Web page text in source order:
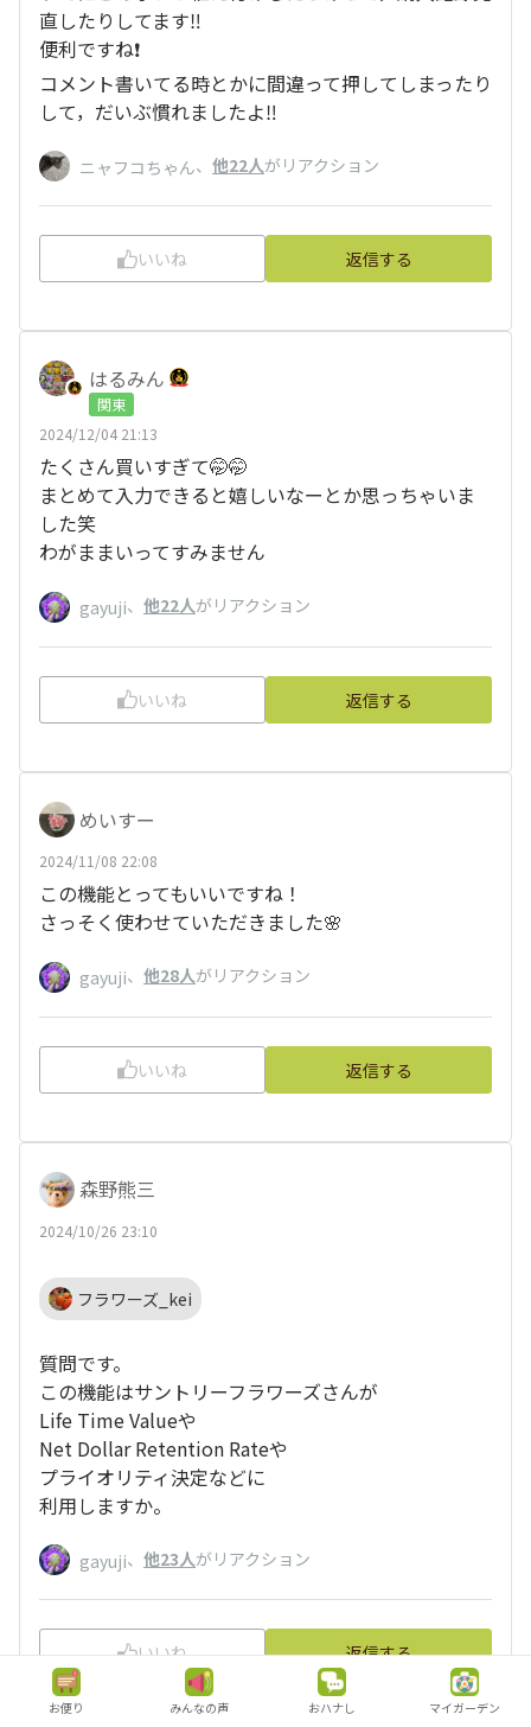
直したりしてます‼️
便利ですね❗️
コメント書いてる時とかに間違って押してしまったり
して，だいぶ慣れましたよ‼️
ニャフコちゃん、 他22人がリアクション
いいね 返信する
はるみん
関東
2024/12/04 21:13
たくさん買いすぎて🤭🤭
まとめて入力できると嬉しいなーとか思っちゃいま
した笑
わがままいってすみません
gayuji、 他22人がリアクション
いいね 返信する
めいすー
2024/11/08 22:08
この機能とってもいいですね！
さっそく使わせていただきました🌸
gayuji、 他28人がリアクション
いいね 返信する
森野熊三
2024/10/26 23:10
フラワーズ_kei
質問です。
この機能はサントリーフラワーズさんが
Life Time Valueや
Net Dollar Retention Rateや
プライオリティ決定などに
利用しますか。
gayuji、 他23人がリアクション
いいね 返信する
お便り みんなの声 おハナし マイガーデン